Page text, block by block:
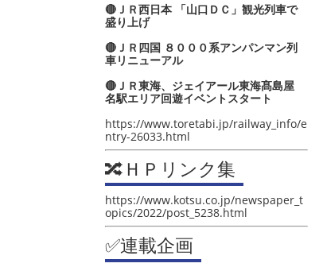
🔴ＪＲ西日本 「山口ＤＣ」観光列車で
盛り上げ
🔴ＪＲ四国 ８０００系アンパンマン列
車リニューアル
🔴ＪＲ東海、ジェイアール東海髙島屋
名駅エリア回遊イベントスタート
https://www.toretabi.jp/railway_info/e
ntry-26033.html
🔀ＨＰリンク集
https://www.kotsu.co.jp/newspaper_t
opics/2022/post_5238.html
✅連載企画